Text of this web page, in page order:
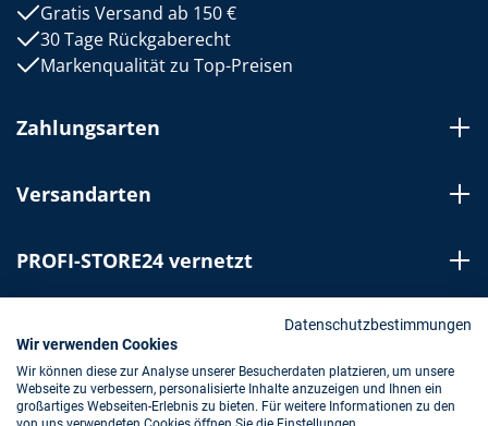
Gratis Versand ab 150 €
30 Tage Rückgaberecht
Markenqualität zu Top-Preisen
Zahlungsarten
Versandarten
PROFI-STORE24 vernetzt
Bestellung widerrufen
Impressum AGB Datenschutz
Datenschutzbestimmungen
Wir verwenden Cookies
Wir können diese zur Analyse unserer Besucherdaten platzieren, um unsere
Webseite zu verbessern, personalisierte Inhalte anzuzeigen und Ihnen ein
großartiges Webseiten-Erlebnis zu bieten. Für weitere Informationen zu den